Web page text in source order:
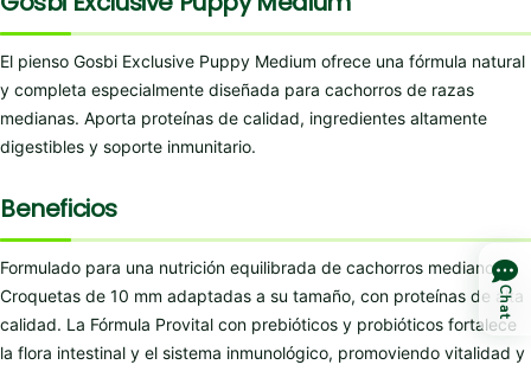
El pienso Gosbi Exclusive Puppy Medium ofrece una fórmula natural
y completa especialmente diseñada para cachorros de razas
medianas. Aporta proteínas de calidad, ingredientes altamente
digestibles y soporte inmunitario.
Beneficios
Formulado para una nutrición equilibrada de cachorros medianos.
Croquetas de 10 mm adaptadas a su tamaño, con proteínas de alta
calidad. La Fórmula Provital con prebióticos y probióticos fortalece
la flora intestinal y el sistema inmunológico, promoviendo vitalidad y
Chat